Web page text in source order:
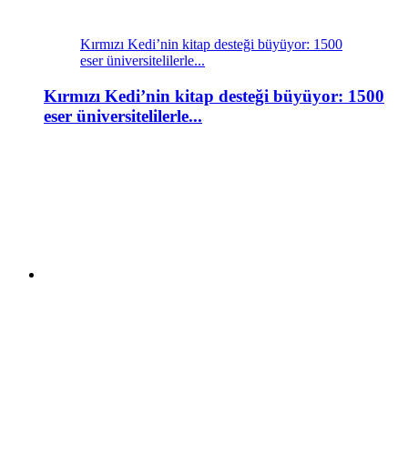
Kırmızı Kedi’nin kitap desteği büyüyor: 1500
eser üniversitelilerle...
Kırmızı Kedi’nin kitap desteği büyüyor: 1500
eser üniversitelilerle...